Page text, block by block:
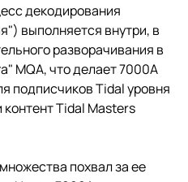
декодирования
выполняется внутри, в
разворачивания в
MQA, что делает 7000A
подписчиков Tidal уровня
контент Tidal Masters
похвал за ее